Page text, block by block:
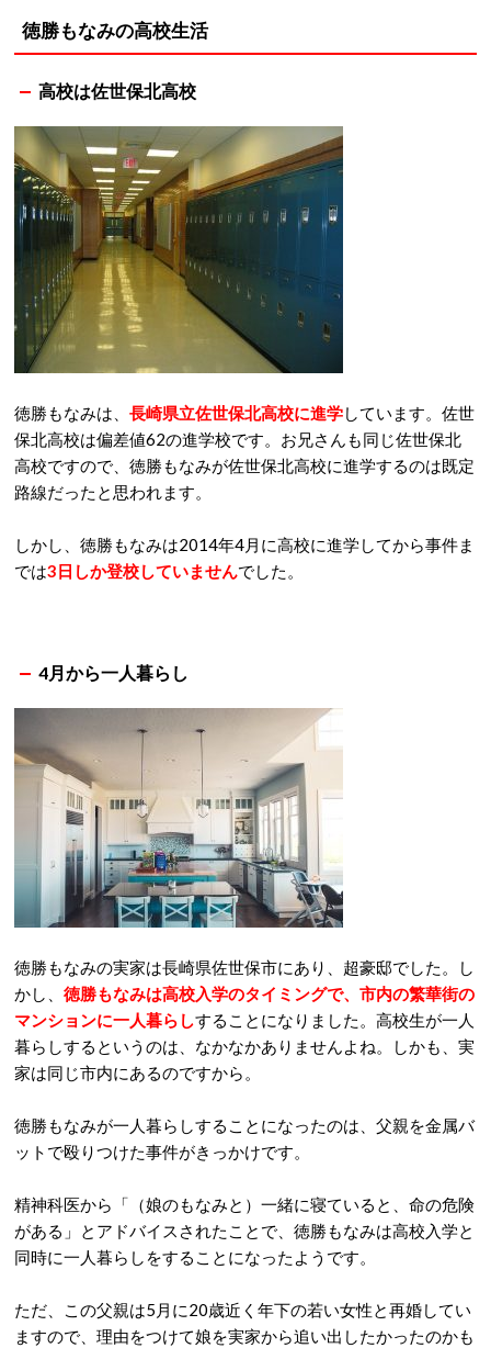
徳勝もなみの高校生活
高校は佐世保北高校
徳勝もなみは、 長崎県立佐世保北高校に進学しています。佐世
保北高校は偏差値62の進学校です。お兄さんも同じ佐世保北
高校ですので、徳勝もなみが佐世保北高校に進学するのは既定
路線だったと思われます。
しかし、徳勝もなみは2014年4月に高校に進学してから事件ま
では3日しか登校していませんでした。
4月から一人暮らし
徳勝もなみの実家は長崎県佐世保市にあり、超豪邸でした。し
かし、 徳勝もなみは高校入学のタイミングで、市内の繁華街の
マンションに一人暮らしすることになりました。高校生が一人
暮らしするというのは、なかなかありませんよね。しかも、実
家は同じ市内にあるのですから。
徳勝もなみが一人暮らしすることになったのは、父親を金属バ
ットで殴りつけた事件がきっかけです。
精神科医から「（娘のもなみと）一緒に寝ていると、命の危険
がある」とアドバイスされたことで、徳勝もなみは高校入学と
同時に一人暮らしをすることになったようです。
ただ、この父親は5月に20歳近く年下の若い女性と再婚してい
ますので、理由をつけて娘を実家から追い出したかったのかも